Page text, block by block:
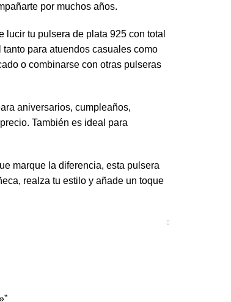
por muchos años.
tu pulsera de plata 925 con total
para atuendos casuales como
o combinarse con otras pulseras
aniversarios, cumpleaños,
También es ideal para
marque la diferencia, esta pulsera
realza tu estilo y añade un toque